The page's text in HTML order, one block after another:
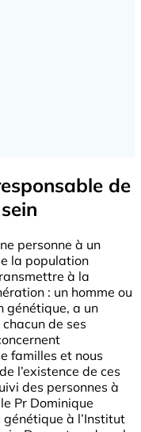
de
personne à un
la population
à la
: un homme ou
génétique, a un
de ses
familles et nous
l’existence de ces
des personnes à
Pr Dominique
à l’Institut